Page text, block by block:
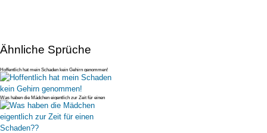
Ähnliche Sprüche
Hoffentlich hat mein Schaden kein Gehirn genommen!
Was haben die Mädchen eigentlich zur Zeit für einen
Schaden??